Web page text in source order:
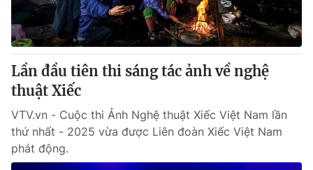
Lần đầu tiên thi sáng tác ảnh về nghệ
thuật Xiếc
VTV.vn - Cuộc thi Ảnh Nghệ thuật Xiếc Việt Nam lần
thứ nhất - 2025 vừa được Liên đoàn Xiếc Việt Nam
phát động.